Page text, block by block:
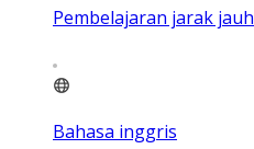
Pembelajaran jarak jauh
Bahasa inggris